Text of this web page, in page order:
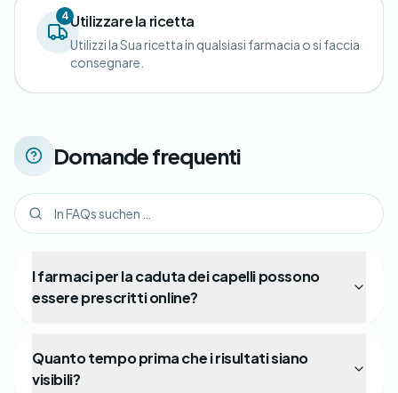
4Utilizzare la ricetta
Utilizzi la Sua ricetta in qualsiasi farmacia o si faccia
consegnare.
Domande frequenti
I farmaci per la caduta dei capelli possono
essere prescritti online?
Quanto tempo prima che i risultati siano
visibili?